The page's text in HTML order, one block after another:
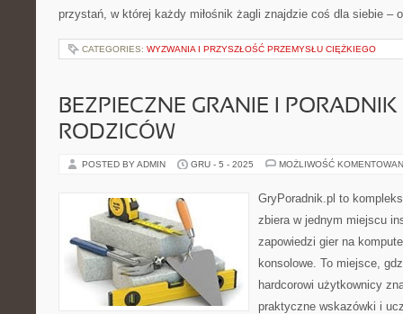
przystań, w której każdy miłośnik żagli znajdzie coś dla siebie –
CATEGORIES: WYZWANIA I PRZYSZŁOŚĆ PRZEMYSŁU CIĘŻKIEGO
BEZPIECZNE GRANIE I
RODZICÓW
POSTED BY ADMIN GRU - 5 - 2025 MOŻLIWOŚĆ
GryPoradnik.pl to
zbiera w jednym miejscu
zapowiedzi gier na
konsolowe. To miejsce,
hardcorowi użytkownicy
praktyczne wskazówki i